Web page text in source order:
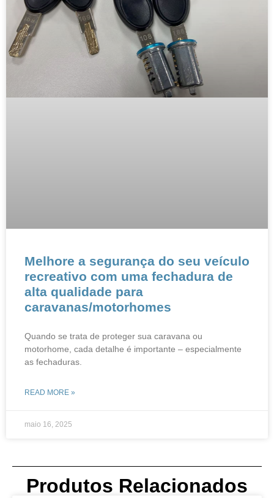
Melhore a segurança do seu veículo
recreativo com uma fechadura de
alta qualidade para
caravanas/motorhomes
Quando se trata de proteger sua caravana ou
motorhome, cada detalhe é importante – especialmente
as fechaduras.
READ MORE »
maio 16, 2025
Produtos Relacionados